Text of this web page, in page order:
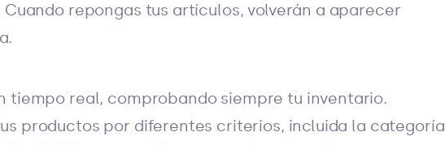
Cuando repongas tus artículos, volverán a aparecer
tiempo real, comprobando siempre tu inventario.
productos por diferentes criterios, incluida la categoría